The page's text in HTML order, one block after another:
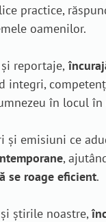
practice,
oamenilor.
reportaje,
integri,
în locul în
și emisiuni ce
,
se roage eficient.
știrile noastre,